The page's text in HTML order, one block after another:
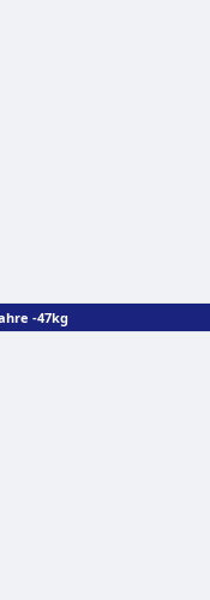
-47kg